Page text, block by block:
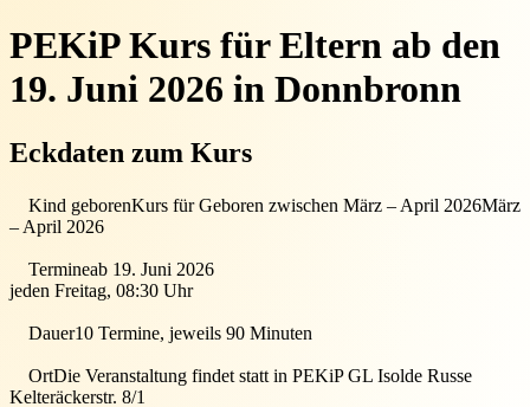
PEKiP Kurs für Eltern ab den
19. Juni 2026 in Donnbronn
Eckdaten zum Kurs
Kind geborenKurs für Geboren zwischen März – April 2026März
– April 2026
Termineab 19. Juni 2026
jeden Freitag, 08:30 Uhr
Dauer10 Termine, jeweils 90 Minuten
OrtDie Veranstaltung findet statt in PEKiP GL Isolde Russe
Kelteräckerstr. 8/1